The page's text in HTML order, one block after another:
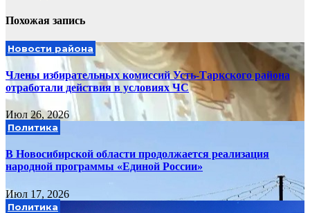
Похожая запись
Новости района
Члены избирательных комиссий Усть-Таркского района
отработали действия в условиях ЧС
Июл 26, 2026
Политика
В Новосибирской области продолжается реализация
народной программы «Единой России»
Июл 17, 2026
Политика